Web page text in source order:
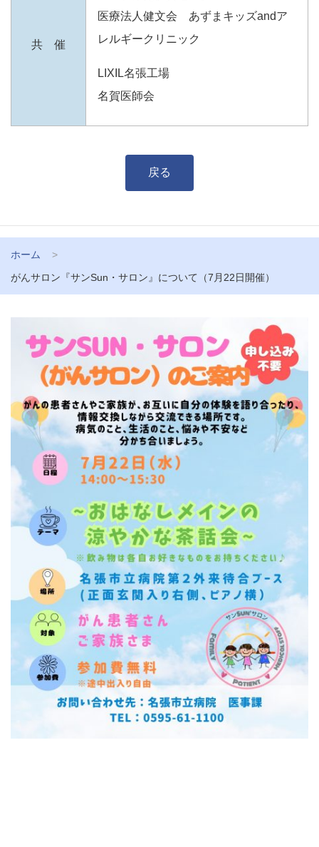
共 催
医療法人健文会 あずまキッズandア
レルギークリニック
LIXIL名張工場
名賀医師会
戻る
ホーム
がんサロン『サンSun・サロン』について（7月22日開催）